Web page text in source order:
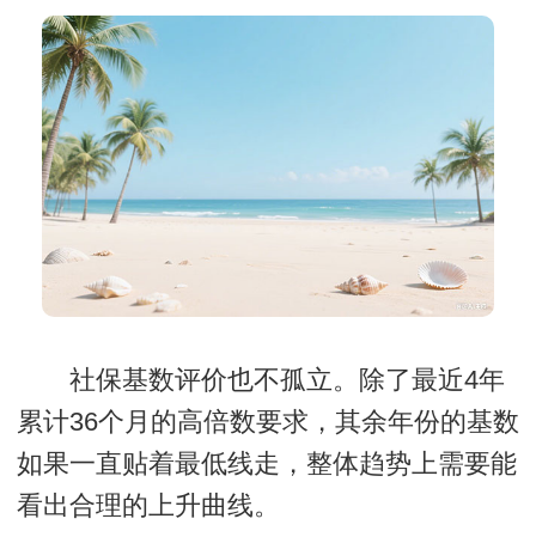
社保基数评价也不孤立。除了最近4年
累计36个月的高倍数要求，其余年份的基数
如果一直贴着最低线走，整体趋势上需要能
看出合理的上升曲线。